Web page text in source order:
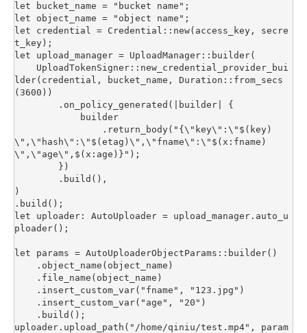
let bucket_name = "bucket name";
let object_name = "object name";
let credential = Credential::new(access_key, secre
t_key);
let upload_manager = UploadManager::builder(
lder(credential, bucket_name, Duration::from_secs
(3600))
\",\"hash\":\"$(etag)\",\"fname\":\"$(x:fname)
\",\"age\",$(x:age)}");
)
.build();
let uploader: AutoUploader = upload_manager.auto_u
ploader();
let params = AutoUploaderObjectParams::builder()
uploader.upload_path("/home/qiniu/test.mp4", param